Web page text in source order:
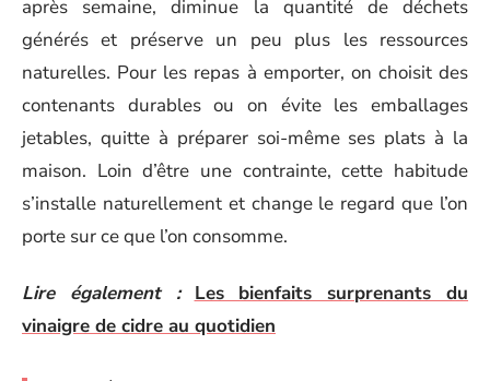
après semaine, diminue la quantité de déchets
générés et préserve un peu plus les ressources
naturelles. Pour les repas à emporter, on choisit des
contenants durables ou on évite les emballages
jetables, quitte à préparer soi-même ses plats à la
maison. Loin d’être une contrainte, cette habitude
s’installe naturellement et change le regard que l’on
porte sur ce que l’on consomme.
Lire également :
Les bienfaits surprenants du
vinaigre de cidre au quotidien